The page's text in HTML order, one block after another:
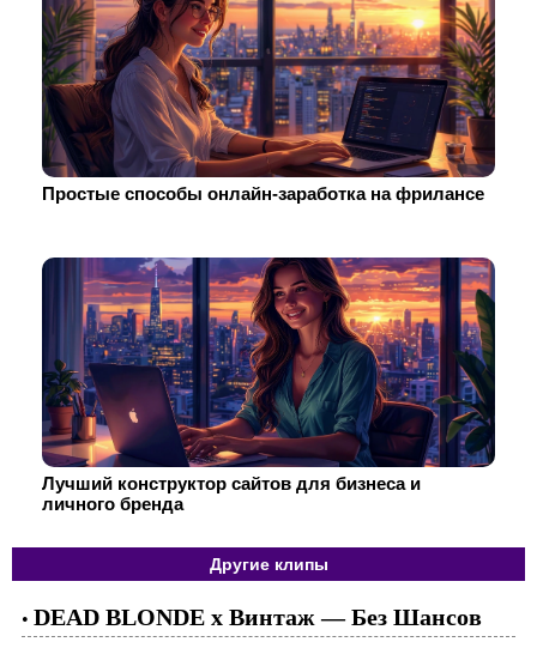
Простые способы онлайн-заработка на фрилансе
Лучший конструктор сайтов для бизнеса и
личного бренда
Другие клипы
• DEAD BLONDE x Винтаж — Без Шансов